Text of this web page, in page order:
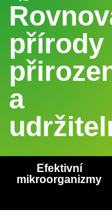
přírody
a
Efektivní
mikroorganizmy